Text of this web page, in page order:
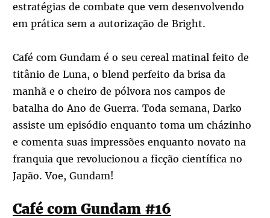
estratégias de combate que vem desenvolvendo
em prática sem a autorização de Bright.
Café com Gundam é o seu cereal matinal feito de
titânio de Luna, o blend perfeito da brisa da
manhã e o cheiro de pólvora nos campos de
batalha do Ano de Guerra. Toda semana, Darko
assiste um episódio enquanto toma um cházinho
e comenta suas impressões enquanto novato na
franquia que revolucionou a ficção científica no
Japão. Voe, Gundam!
Café com Gundam #16